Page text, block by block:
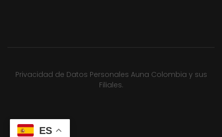
Privacidad de Datos Personales Auna Colombia y sus
Filiales.
ES